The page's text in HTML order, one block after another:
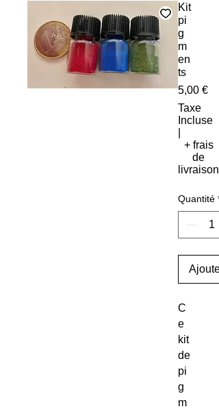
Kit
pi
g
m
en
ts
5,00 €
Taxe
Incluse
+ frais
de
livraison
Quantité *
C
e
kit
de
pi
g
m